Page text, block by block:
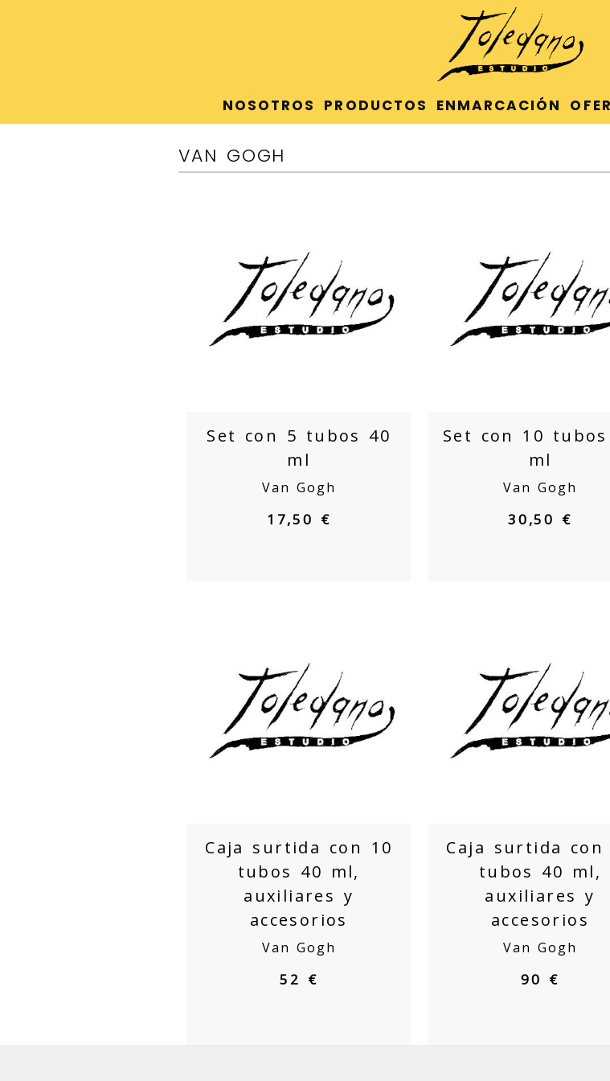
NOSOTROS
PRODUCTOS ENMARCACIÓN
VAN GOGH
Set con 5 tubos 40
ml
Van Gogh
17,50 €
Set con 10 tubos
ml
Van Gogh
30,50 €
Caja surtida con 10
tubos 40 ml,
auxiliares y
accesorios
Van Gogh
52 €
Caja surtida con
tubos 40 ml,
auxiliares y
accesorios
Van Gogh
90 €